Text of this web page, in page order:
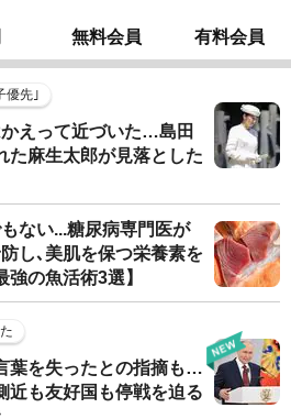
無料会員 有料会員
優先｣
えって近づいた…島田
た麻生太郎が見落とした
ない...糖尿病専門医が
し､美肌を保つ栄養素を
強の魚活術3選】
葉を失ったとの指摘も…
近も友好国も停戦を迫る